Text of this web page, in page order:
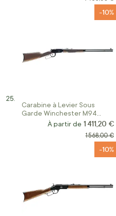
Carabine à Levier Sous
Garde Winchester M94
Sporter Calibre 30-30Win
-10%
À partir de 1 411,20 €
Prix normal
1 568,00 €
-10%